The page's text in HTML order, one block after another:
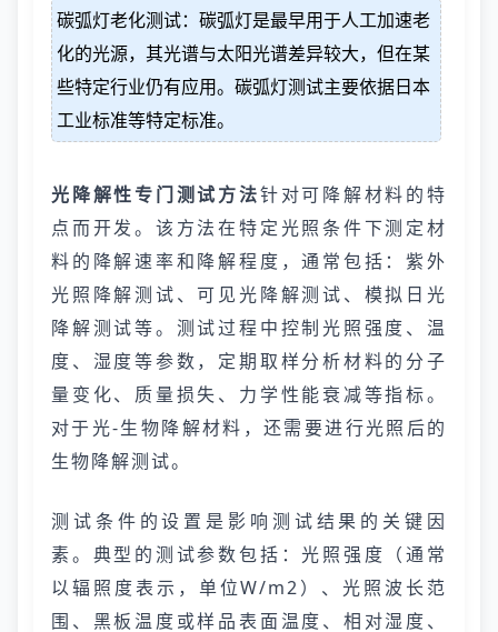
碳弧灯老化测试：碳弧灯是最早用于人工加速老
化的光源，其光谱与太阳光谱差异较大，但在某
些特定行业仍有应用。碳弧灯测试主要依据日本
工业标准等特定标准。
光降解性专门测试方法针对可降解材料的特
点而开发。该方法在特定光照条件下测定材
料的降解速率和降解程度，通常包括：紫外
光照降解测试、可见光降解测试、模拟日光
降解测试等。测试过程中控制光照强度、温
度、湿度等参数，定期取样分析材料的分子
量变化、质量损失、力学性能衰减等指标。
对于光-生物降解材料，还需要进行光照后的
生物降解测试。
测试条件的设置是影响测试结果的关键因
素。典型的测试参数包括：光照强度（通常
以辐照度表示，单位W/m2）、光照波长范
围、黑板温度或样品表面温度、相对湿度、